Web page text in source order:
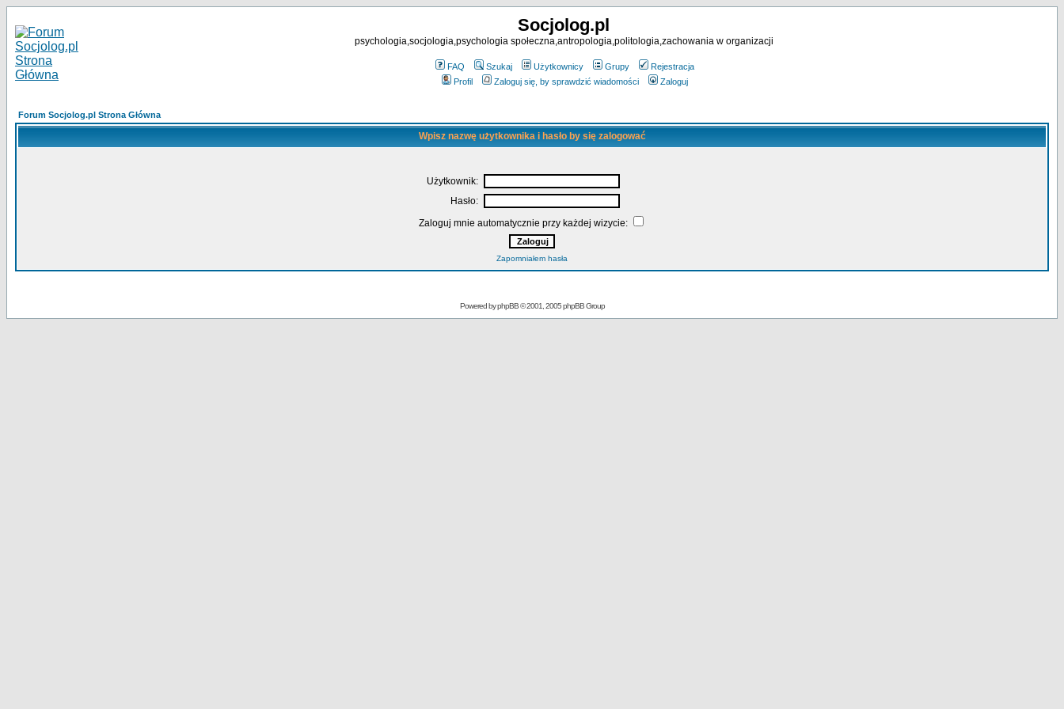
Socjolog.pl
psychologia,socjologia,psychologia społeczna,antropologia,politologia,zachowania w organizacji
FAQ Szukaj Użytkownicy Grupy
Rejestracja
Profil
Zaloguj się, by sprawdzić wiadomości Zaloguj
Forum Socjolog.pl Strona Główna
Wpisz nazwę użytkownika i hasło by się zalogować
Użytkownik:
Hasło:
Zaloguj mnie automatycznie przy każdej wizycie:
Zapomniałem hasła
Powered byphpBB© 2001, 2005 phpBB Group